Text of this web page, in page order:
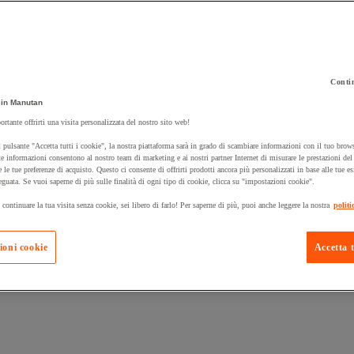
un prodotto:
Manutan Expert
Prodotti in
Manutan
offrirti una visita personalizzata del nostro sito web!
pulsante "Accetta tutti i cookie", la nostra piattaforma sarà in grado di scambiare informazioni con il tuo
informazioni consentono al nostro team di marketing e ai nostri partner Internet di misurare le prestazioni
le tue preferenze di acquisto. Questo ci consente di offrirti prodotti ancora più personalizzati in base alle tue
Se vuoi saperne di più sulle finalità di ogni tipo di cookie, clicca su "impostazioni cookie".
la tua visita senza cookie, sei libero di farlo! Per saperne di più, puoi anche leggere la nostra
Accetta
cookie